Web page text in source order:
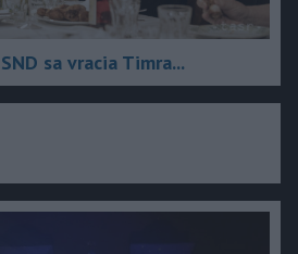
sa vracia Timra...